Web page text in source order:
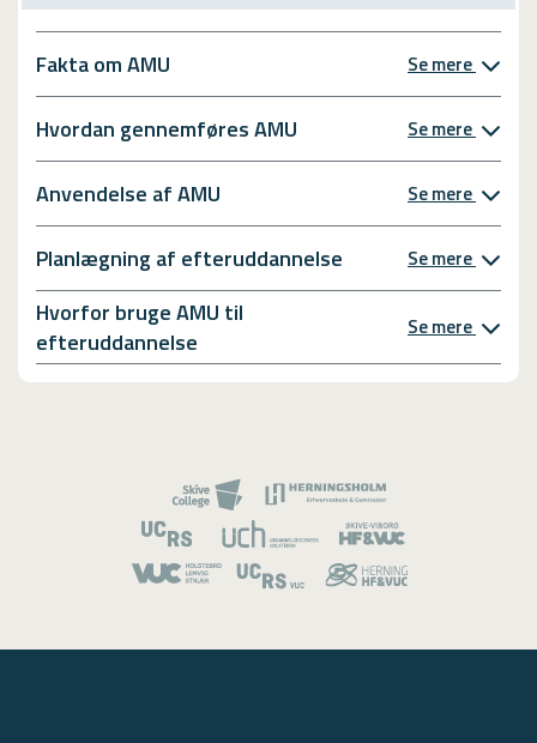
Fakta om AMU Se mere
Hvordan gennemføres AMU Se mere
Anvendelse af AMU Se mere
Planlægning af efteruddannelse Se mere
Hvorfor bruge AMU til
efteruddannelse
Se mere